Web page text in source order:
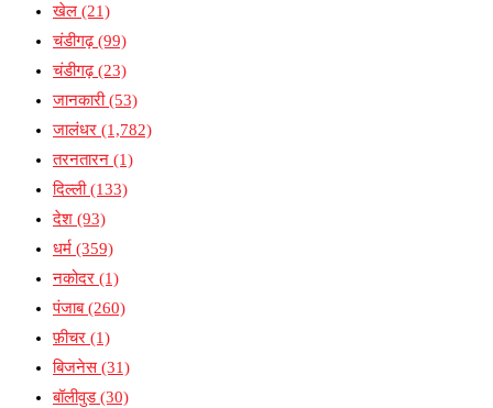
खेल (21)
चंडीगढ़(99)
चंडीगढ़(23)
जानकारी(53)
जालंधर (1,782)
तरनतारन (1)
दिल्ली(133)
देश (93)
धर्म (359)
नकोदर (1)
पंजाब(260)
फ़ीचर (1)
बिजनेस(31)
बॉलीवुड(30)